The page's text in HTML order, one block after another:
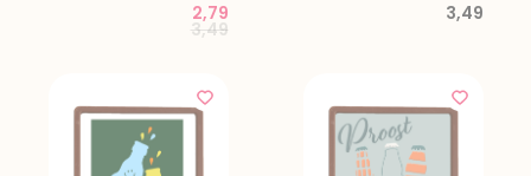
Price reduced from
3,49to
2,79 3,49